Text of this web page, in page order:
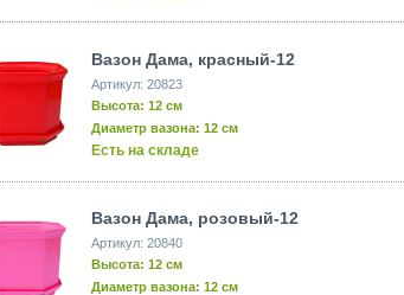
Вазон Дама, красный-12
Артикул: 20823
Высота: 12 см
Диаметр вазона: 12 см
Есть на складе
Вазон Дама, розовый-12
Артикул: 20840
Высота: 12 см
Диаметр вазона: 12 см